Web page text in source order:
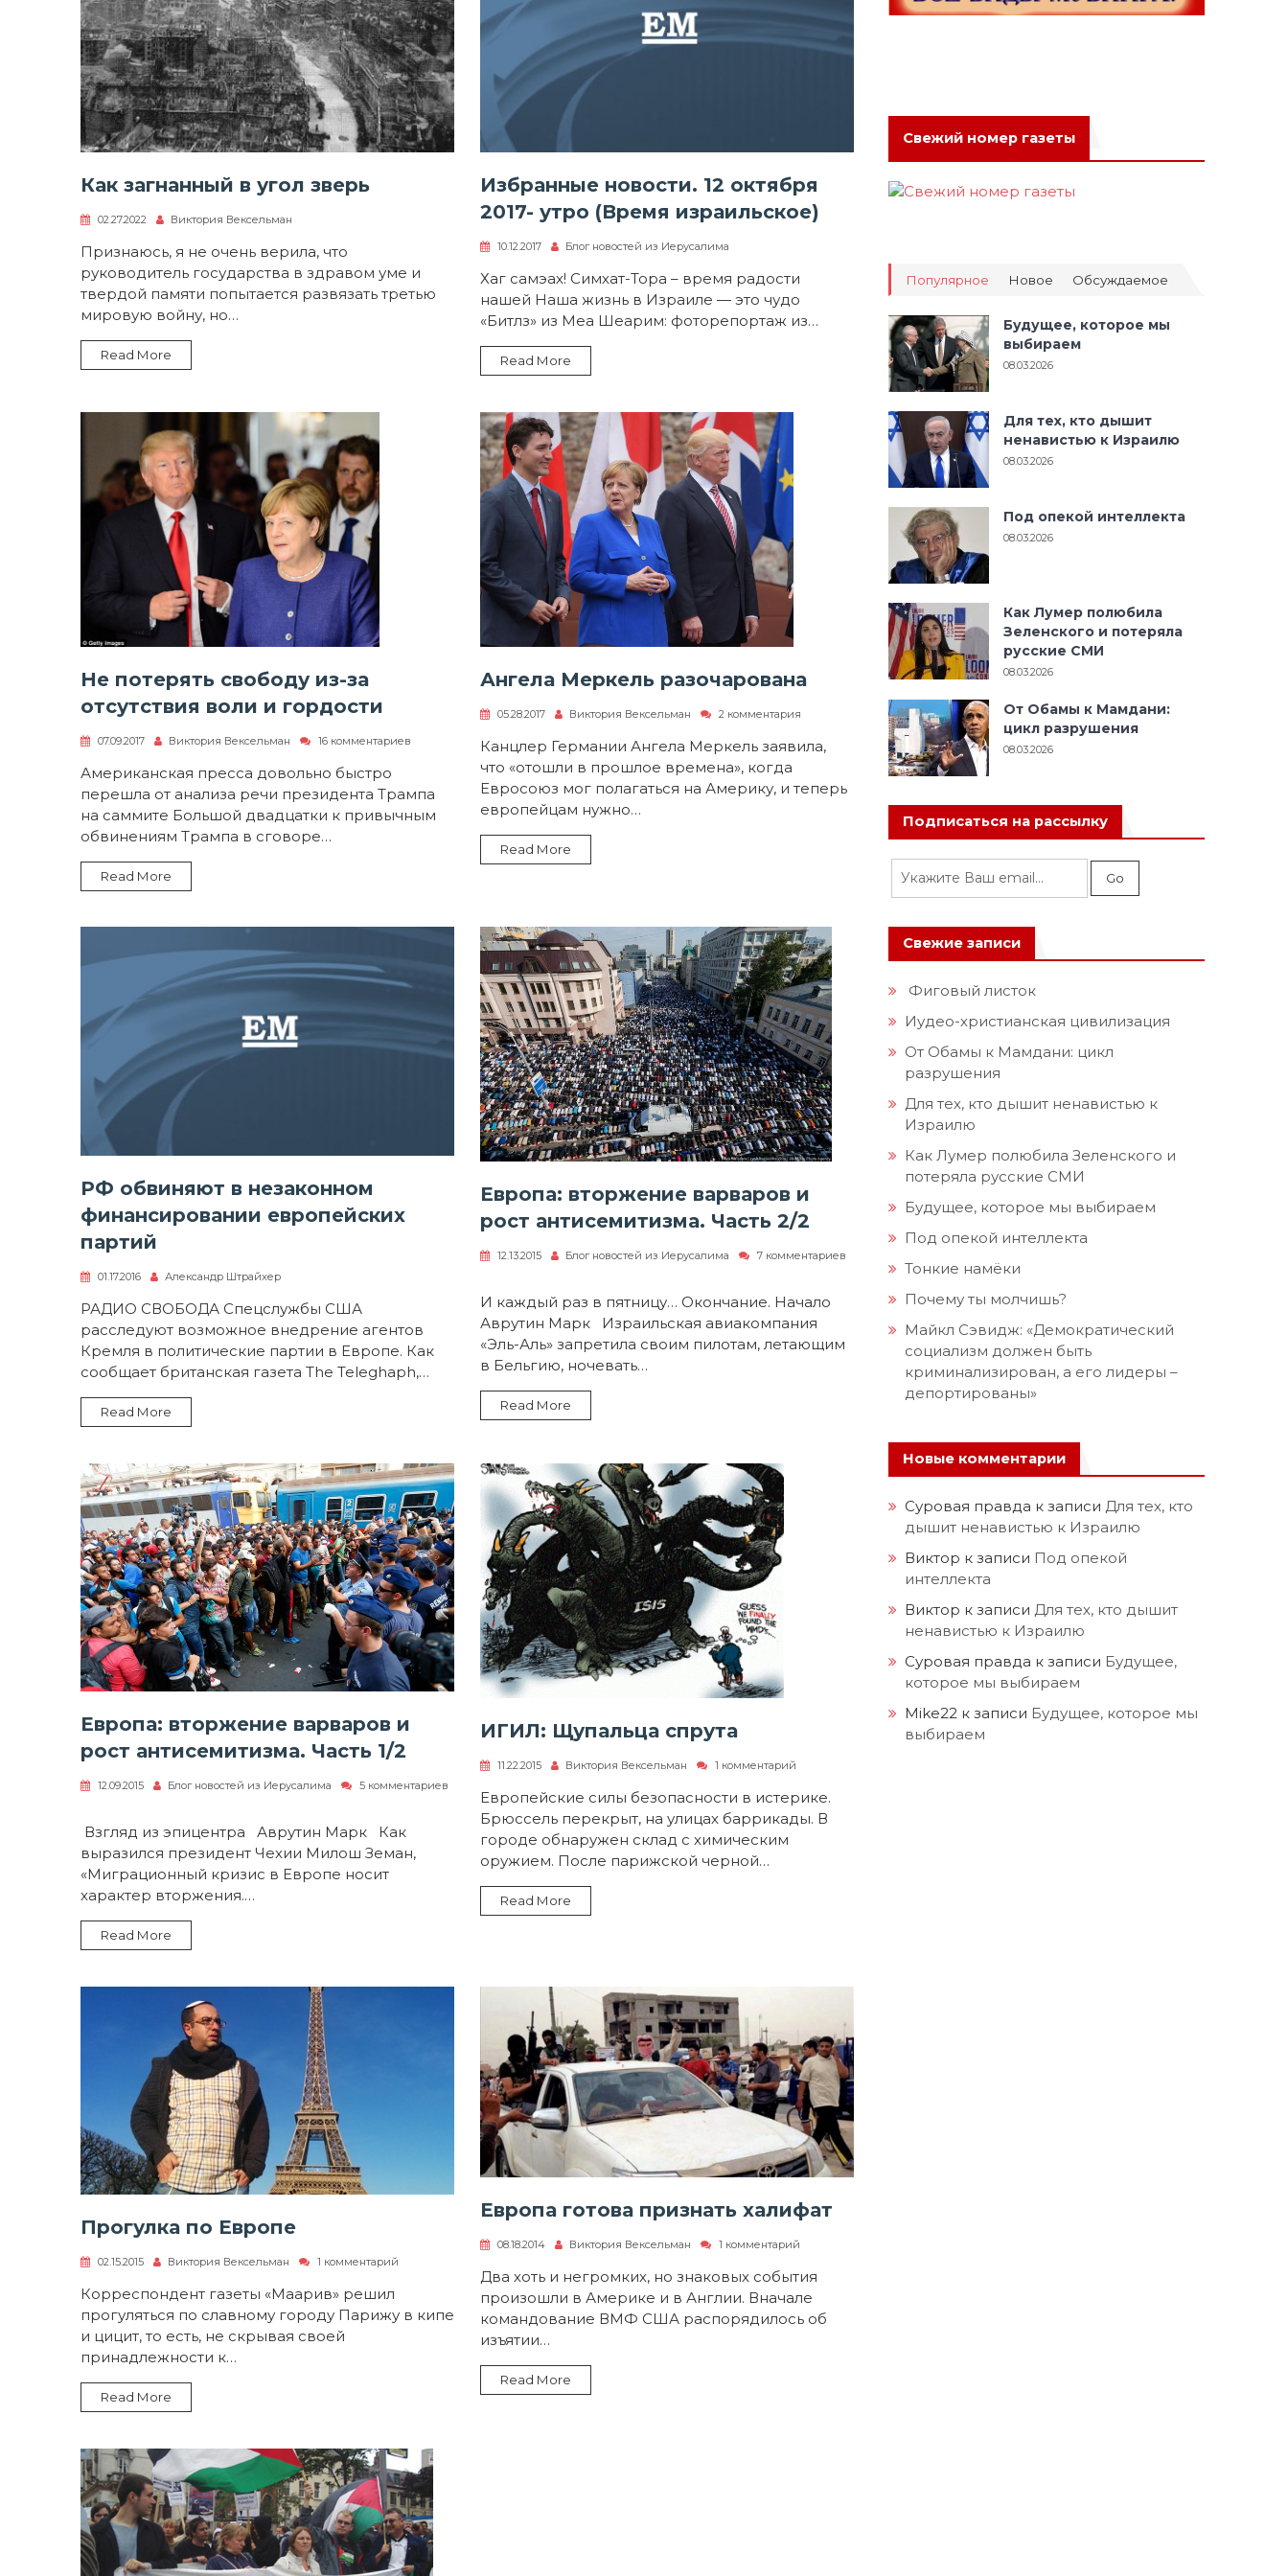
Как загнанный в угол зверь
02.27.2022 Виктория Вексельман
Признаюсь, я не очень верила, что
руководитель государства в здравом уме и
твердой памяти попытается развязать третью
мировую войну, но…
Read More
Избранные новости. 12 октября
2017- утро (Время израильское)
10.12.2017 Блог новостей из Иерусалима
Хаг самэах! Симхат-Тора – время радости
нашей Наша жизнь в Израиле — это чудо
«Битлз» из Меа Шеарим: фоторепортаж из…
Read More
Не потерять свободу из-за
отсутствия воли и гордости
07.09.2017 Виктория Вексельман 16 комментариев
свободу
из-
Американская пресса довольно быстро
перешла от анализа речи президента Трампа
на саммите Большой двадцатки к привычным
обвинениям Трампа в сговоре…
Read More
Ангела Меркель разочарована
05.28.2017 Виктория Вексельман 2 комментария
Ангела
Меркель
Канцлер Германии Ангела Меркель заявила,
что «отошли в прошлое времена», когда
Евросоюз мог полагаться на Америку, и теперь
европейцам нужно…
Read More
РФ обвиняют в незаконном
финансировании европейских
партий
01.17.2016 Александр Штрайхер
РАДИО СВОБОДА Спецслужбы США
расследуют возможное внедрение агентов
Кремля в политические партии в Европе. Как
сообщает британская газета The Teleghaph,…
Read More
Европа: вторжение варваров и
рост антисемитизма. Часть 2/2
12.13.2015 Блог новостей из Иерусалима
7 комментариев
Европа:
вторжение
варваров
и
антисемитизма.
И каждый раз в пятницу… Окончание. Начало
Аврутин Марк Израильская авиакомпания
«Эль-Аль» запретила своим пилотам, летающим
в Бельгию, ночевать…
Read More
Европа: вторжение варваров и
рост антисемитизма. Часть 1/2
12.09.2015 Блог новостей из Иерусалима
5 комментариев
Европа:
вторжение
варваров
и
антисемитизма.
Взгляд из эпицентра Аврутин Марк Как
выразился президент Чехии Милош Земан,
«Миграционный кризис в Европе носит
характер вторжения.…
Read More
ИГИЛ: Щупальца спрута
11.22.2015 Виктория Вексельман 1 комментарий
ИГИЛ:
спрута
Европейские силы безопасности в истерике.
Брюссель перекрыт, на улицах баррикады. В
городе обнаружен склад с химическим
оружием. После парижской черной…
Read More
Прогулка по Европе
02.15.2015 Виктория Вексельман 1 комментарий
Европе
Корреспондент газеты «Маарив» решил
прогуляться по славному городу Парижу в кипе
и цицит, то есть, не скрывая своей
принадлежности к…
Read More
Европа готова признать халифат
08.18.2014 Виктория Вексельман 1 комментарий
Европа
признать
халифат
Два хоть и негромких, но знаковых события
произошли в Америке и в Англии. Вначале
командование ВМФ США распорядилось об
изъятии…
Read More
Свежий номер газеты
Популярное Новое Обсуждаемое
Будущее, которое мы
выбираем
08.03.2026
Для тех, кто дышит
ненавистью к Израилю
08.03.2026
Под опекой интеллекта
08.03.2026
Как Лумер полюбила
Зеленского и потеряла
русские СМИ
08.03.2026
От Обамы к Мамдани:
цикл разрушения
08.03.2026
Подписаться на рассылку
Свежие записи
Фиговый листок
Иудео-христианская цивилизация
От Обамы к Мамдани: цикл
разрушения
Для тех, кто дышит ненавистью к
Израилю
Как Лумер полюбила Зеленского и
потеряла русские СМИ
Будущее, которое мы выбираем
Под опекой интеллекта
Тонкие намёки
Почему ты молчишь?
Майкл Сэвидж: «Демократический
социализм должен быть
криминализирован, а его лидеры –
депортированы»
Новые комментарии
Суровая правда к записи Для тех, кто
дышит ненавистью к Израилю
Виктор к записи Под опекой
интеллекта
Виктор к записи Для тех, кто дышит
ненавистью к Израилю
Суровая правда к записи Будущее,
которое мы выбираем
Mike22 к записи Будущее, которое мы
выбираем